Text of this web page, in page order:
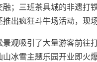
；三班茶具城的非遗打
出疯狂斗牛场活动，现场
观吸引了大量游客前往
冰雪主题乐园开业即火